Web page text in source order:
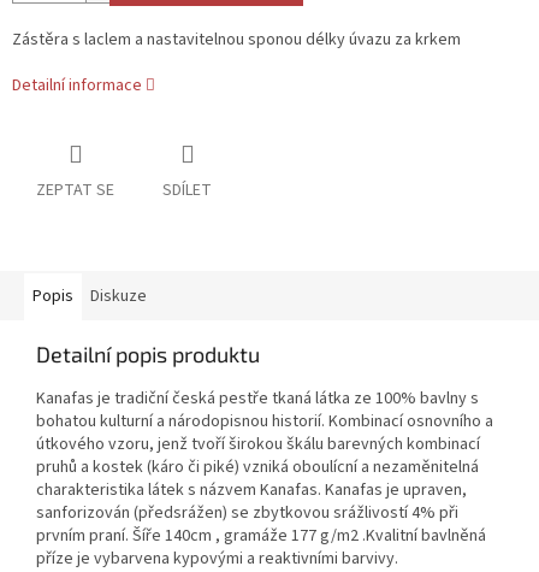
Zástěra s laclem a nastavitelnou sponou délky úvazu za krkem
Detailní informace
ZEPTAT SE SDÍLET
Popis Diskuze
Detailní popis produktu
Kanafas je tradiční česká pestře tkaná látka ze 100% bavlny s
bohatou kulturní a národopisnou historií. Kombinací osnovního a
útkového vzoru, jenž tvoří širokou škálu barevných kombinací
pruhů a kostek (káro či piké) vzniká oboulícní a nezaměnitelná
charakteristika látek s názvem Kanafas. Kanafas je upraven,
sanforizován (předsrážen) se zbytkovou srážlivostí 4% při
prvním praní. Šíře 140cm , gramáže 177 g/m2 .Kvalitní bavlněná
příze je vybarvena kypovými a reaktivními barvivy.